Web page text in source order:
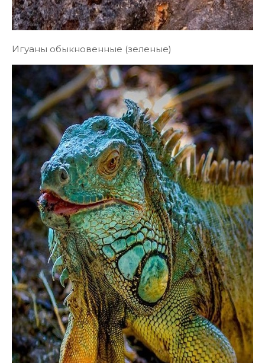
Игуаны обыкновенные (зеленые)